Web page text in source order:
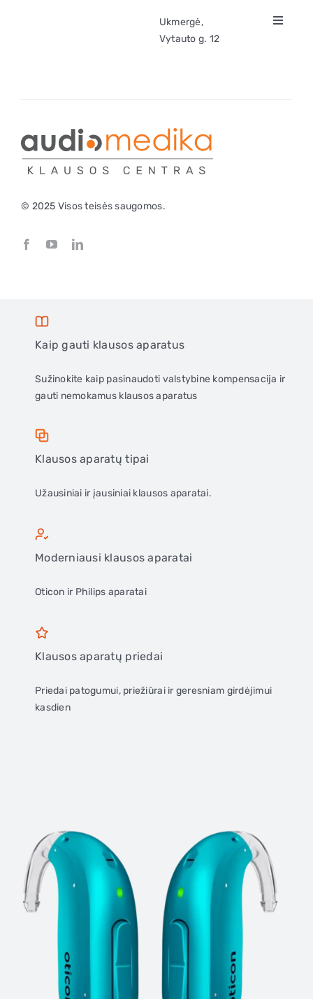
Toggle
Klausos aparatai
Apie mus
Kontaktai
Ukmergė,
Vytauto g. 12
© 2025 Visos teisės saugomos.
Kaip gauti klausos aparatus
Sužinokite kaip pasinaudoti valstybine kompensacija ir
gauti nemokamus klausos aparatus
Klausos aparatų tipai
Užausiniai ir įausiniai klausos aparatai.
Moderniausi klausos aparatai
Oticon ir Philips aparatai
Klausos aparatų priedai
Priedai patogumui, priežiūrai ir geresniam girdėjimui
kasdien